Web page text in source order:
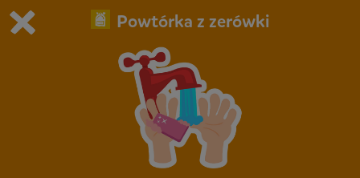
Grasz w wersję demonstracyjną Squli
Kup teraz!
1
Powtórka z zerówki